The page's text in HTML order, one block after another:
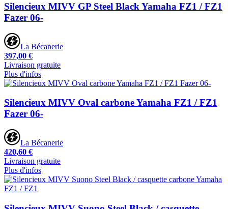
Silencieux MIVV GP Steel Black Yamaha FZ1 / FZ1
Fazer 06-
La Bécanerie
397,00 €
Livraison gratuite
Plus d'infos
Silencieux MIVV Oval carbone Yamaha FZ1 / FZ1
Fazer 06-
La Bécanerie
420,60 €
Livraison gratuite
Plus d'infos